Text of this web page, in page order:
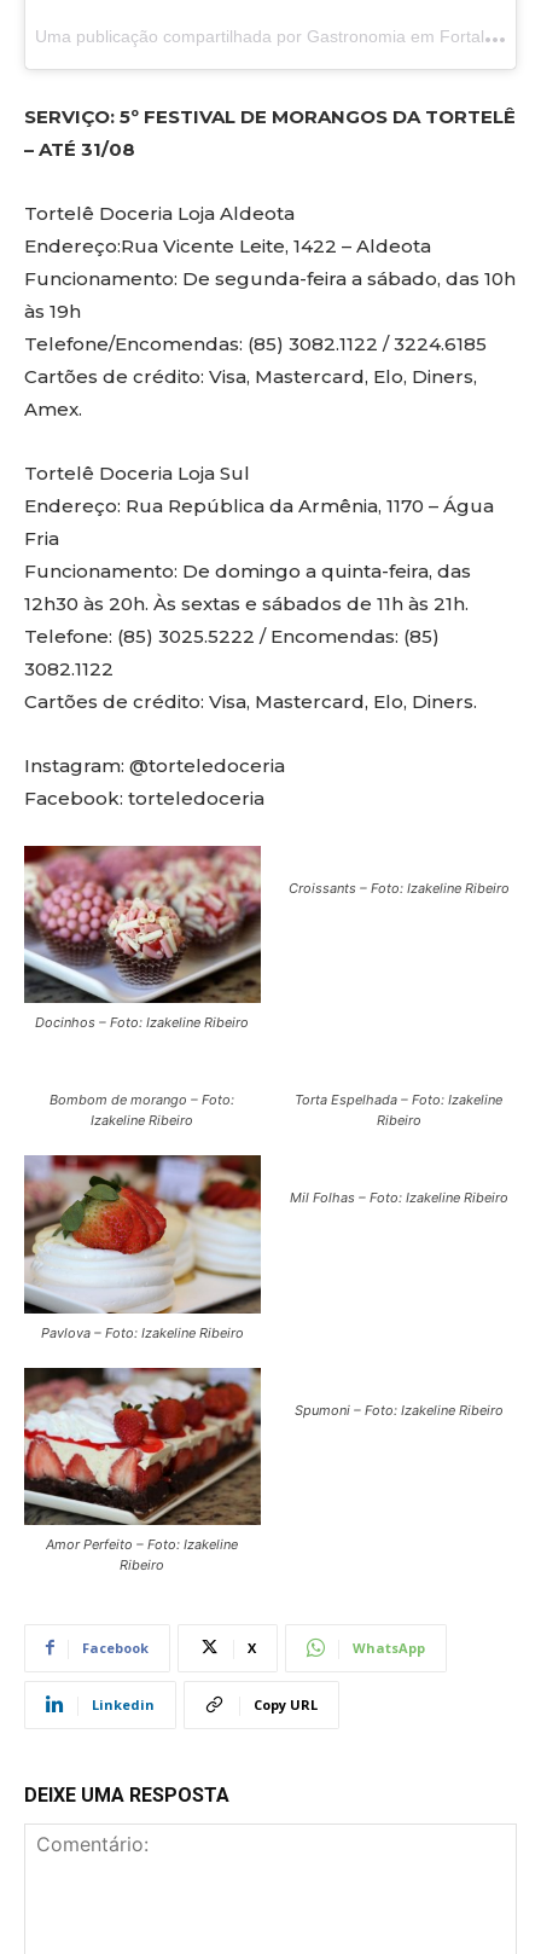
U
ma publicação compartilhada por Gastronomia em Fortaleza (CE) (@saboresdacidade)
SERVIÇO: 5º FESTIVAL DE MORANGOS DA TORTELÊ
– ATÉ 31/08
Tortelê Doceria Loja Aldeota
Endereço:Rua Vicente Leite, 1422 – Aldeota
Funcionamento: De segunda-feira a sábado, das 10h
às 19h
Telefone/Encomendas: (85) 3082.1122 / 3224.6185
Cartões de crédito: Visa, Mastercard, Elo, Diners,
Amex.
Tortelê Doceria Loja Sul
Endereço: Rua República da Armênia, 1170 – Água
Fria
Funcionamento: De domingo a quinta-feira, das
12h30 às 20h. Às sextas e sábados de 11h às 21h.
Telefone: (85) 3025.5222 / Encomendas: (85)
3082.1122
Cartões de crédito: Visa, Mastercard, Elo, Diners.
Instagram: @torteledoceria
Facebook: torteledoceria
Docinhos – Foto: Izakeline Ribeiro
Croissants – Foto: Izakeline Ribeiro
Bombom de morango – Foto:
Izakeline Ribeiro
Torta Espelhada – Foto: Izakeline
Ribeiro
Pavlova – Foto: Izakeline Ribeiro
Mil Folhas – Foto: Izakeline Ribeiro
Amor Perfeito – Foto: Izakeline
Ribeiro
Spumoni – Foto: Izakeline Ribeiro
Facebook X WhatsApp
Linkedin Copy URL
DEIXE UMA RESPOSTA